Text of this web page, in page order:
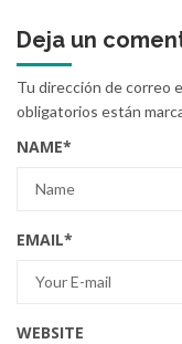
Deja un
Tu dirección de correo
obligatorios están
NAME*
EMAIL*
WEBSITE